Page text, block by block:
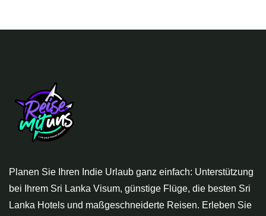
Planen Sie Ihren Indie Urlaub ganz einfach: Unterstützung
bei Ihrem Sri Lanka Visum, günstige Flüge, die besten Sri
Lanka Hotels und maßgeschneiderte Reisen. Erleben Sie